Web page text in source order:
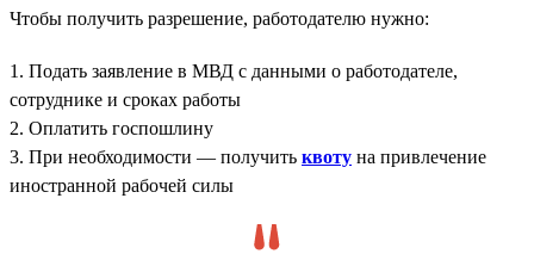
Чтобы получить разрешение, работодателю нужно:
1. Подать заявление в МВД с данными о работодателе,
сотруднике и сроках работы
2. Оплатить госпошлину
3. При необходимости — получить квоту на привлечение
иностранной рабочей силы